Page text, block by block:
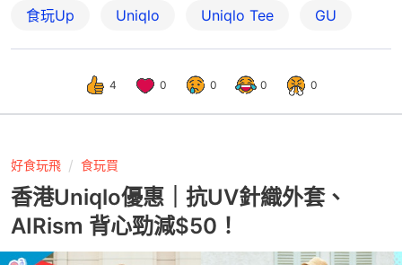
食玩Up Uniqlo Uniqlo Tee GU
4 0 0 0 0
好食玩飛 食玩買
香港Uniqlo優惠｜抗UV針織外套、
AIRism 背心勁減$50！